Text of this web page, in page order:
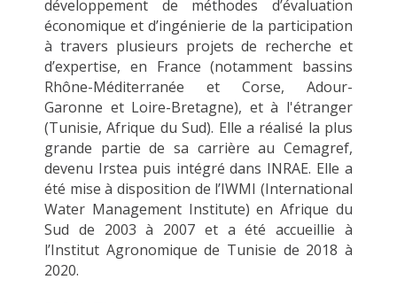
développement de méthodes d’évaluation
économique et d’ingénierie de la participation
à travers plusieurs projets de recherche et
d’expertise, en France (notamment bassins
Rhône-Méditerranée et Corse, Adour-
Garonne et Loire-Bretagne), et à l'étranger
(Tunisie, Afrique du Sud). Elle a réalisé la plus
grande partie de sa carrière au Cemagref,
devenu Irstea puis intégré dans INRAE. Elle a
été mise à disposition de l’IWMI (International
Water Management Institute) en Afrique du
Sud de 2003 à 2007 et a été accueillie à
l’Institut Agronomique de Tunisie de 2018 à
2020.